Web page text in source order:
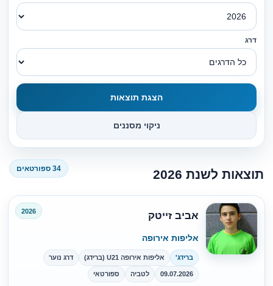
דרג
הצגת תוצאות
ניקוי מסננים
תוצאות לשנת 2026 34 ספורטאים
אביב זייטק 2026
אליפות אירופה
ברידג' אליפות אירופה U21 (ברידג) דרג נוער
09.07.2026 לטביה ספורטאי